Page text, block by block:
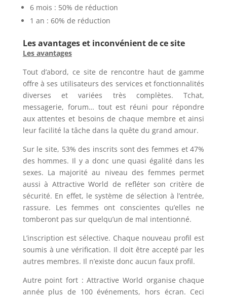
6 mois : 50% de réduction
1 an : 60% de réduction
Les avantages et inconvénient de ce site
Les avantages
Tout d’abord, ce site de rencontre haut de gamme
offre à ses utilisateurs des services et fonctionnalités
diverses et variées très complètes. Tchat,
messagerie, forum… tout est réuni pour répondre
aux attentes et besoins de chaque membre et ainsi
leur facilité la tâche dans la quête du grand amour.
Sur le site, 53% des inscrits sont des femmes et 47%
des hommes. Il y a donc une quasi égalité dans les
sexes. La majorité au niveau des femmes permet
aussi à Attractive World de refléter son critère de
sécurité. En effet, le système de sélection à l’entrée,
rassure. Les femmes ont conscientes qu’elles ne
tomberont pas sur quelqu’un de mal intentionné.
L’inscription est sélective. Chaque nouveau profil est
soumis à une vérification. Il doit être accepté par les
autres membres. Il n’existe donc aucun faux profil.
Autre point fort : Attractive World organise chaque
année plus de 100 événements, hors écran. Ceci